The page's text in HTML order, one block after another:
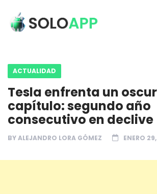
ACTUALIDAD
Tesla enfrenta un
capítulo: segundo año
consecutivo en declive
BYALEJANDRO LORA GÓMEZ ENERO